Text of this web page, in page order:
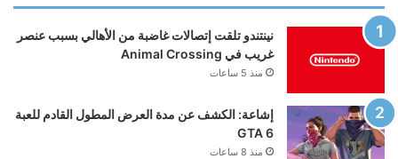
نينتندو تلقت إتصالات غاضبة من الأهالي بسبب عنصر
غريب في Animal Crossing
منذ 5 ساعات
إشاعة: الكشف عن مدة العرض المطول القادم للعبة
GTA 6
منذ 8 ساعات